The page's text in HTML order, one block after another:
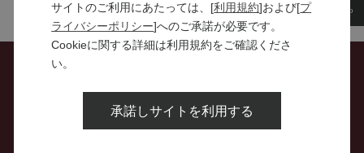
お問い合わせ
サイトのご利用にあたっては、[利用規約]および[プ
ライバシーポリシー]へのご承諾が必要です。
Cookieに関する詳細は利用規約をご確認くださ
い。
承諾しサイトを利用する